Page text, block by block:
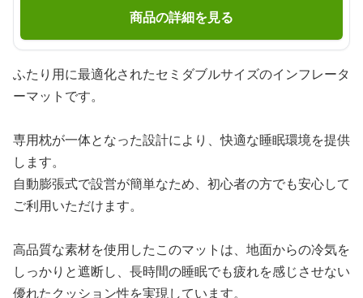
商品の詳細を見る
ふたり用に最適化されたセミダブルサイズのインフレータ
ーマットです。
専用枕が一体となった設計により、快適な睡眠環境を提供
します。
自動膨張式で設営が簡単なため、初心者の方でも安心して
ご利用いただけます。
高品質な素材を使用したこのマットは、地面からの冷気を
しっかりと遮断し、長時間の睡眠でも疲れを感じさせない
優れたクッション性を実現しています。